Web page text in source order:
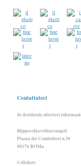
Contattateci
Se desiderate ulteriori
filipposchiavettiarcangeli
Piazza dei Condottieri n.30
00176 ROMa
Cellulare